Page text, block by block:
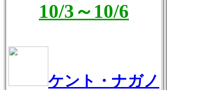
10/3～10/6
ケント・ナガノ